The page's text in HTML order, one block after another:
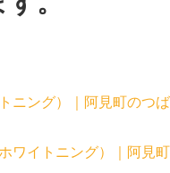
ニング）｜阿見町のつば
ワイトニング）｜阿見町